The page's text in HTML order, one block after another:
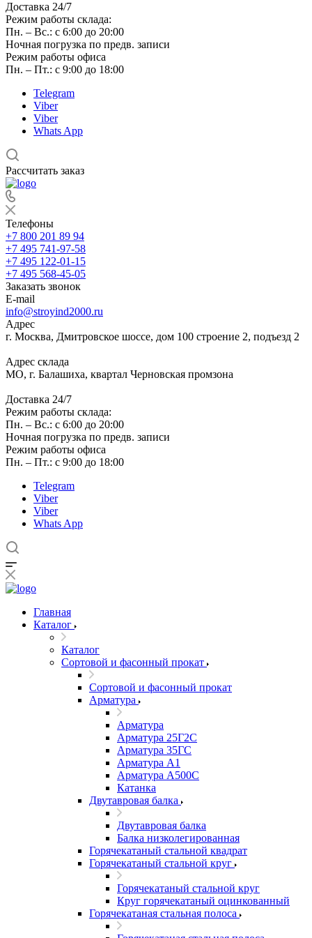
Доставка 24/7
Режим работы склада:
Пн. – Вс.: с 6:00 до 20:00
Ночная погрузка по предв. записи
Режим работы офиса
Пн. – Пт.: с 9:00 до 18:00
Telegram
Viber
Viber
Whats App
Рассчитать заказ
Телефоны
+7 800 201 89 94
+7 495 741-97-58
+7 495 122-01-15
+7 495 568-45-05
Заказать звонок
E-mail
info@stroyind2000.ru
Адрес
г. Москва, Дмитровское шоссе, дом 100 строение 2, подъезд 2
Адрес склада
МО, г. Балашиха, квартал Черновская промзона
Доставка 24/7
Режим работы склада:
Пн. – Вс.: с 6:00 до 20:00
Ночная погрузка по предв. записи
Режим работы офиса
Пн. – Пт.: с 9:00 до 18:00
Telegram
Viber
Viber
Whats App
Главная
Каталог
Каталог
Сортовой и фасонный прокат
Сортовой и фасонный прокат
Арматура
Арматура
Арматура 25Г2С
Арматура 35ГС
Арматура А1
Арматура А500С
Катанка
Двутавровая балка
Двутавровая балка
Балка низколегированная
Горячекатаный стальной квадрат
Горячекатаный стальной круг
Горячекатаный стальной круг
Круг горячекатаный оцинкованный
Горячекатаная стальная полоса